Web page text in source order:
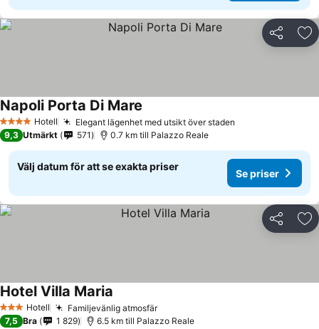
Dela
4 StjärnorHotell Elegant lägenhet med utsikt över staden
Napoli Porta Di Mare
9,3 Utmärkt 571 0.7 km till Palazzo Reale
Välj datum för att se exakta priser
Se priser
Dela
3 StjärnorHotell Familjevänlig atmosfärSe priser
Hotel Villa Maria
7,5 Bra 1 829 6.5 km till Palazzo Reale